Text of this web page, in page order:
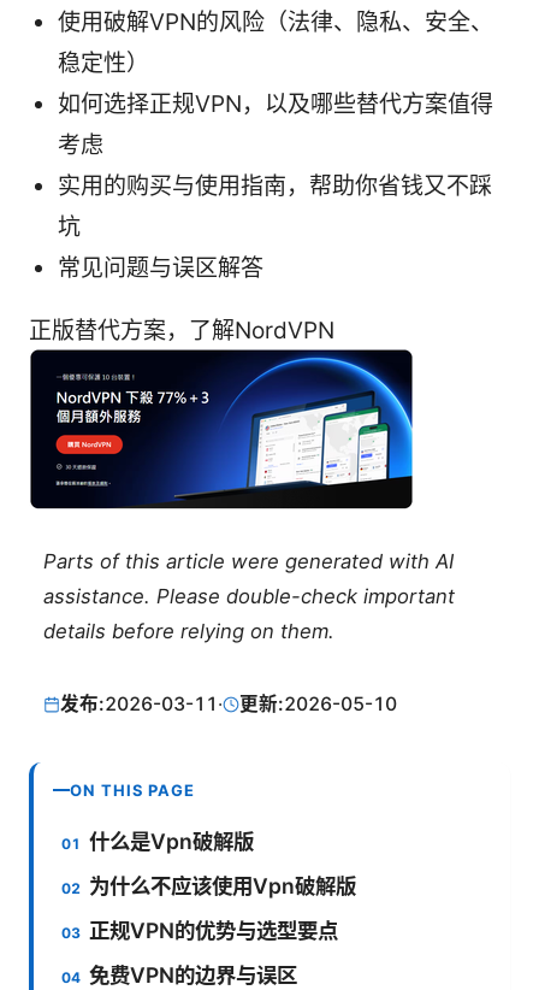
使用破解VPN的风险（法律、隐私、安全、
稳定性）
如何选择正规VPN，以及哪些替代方案值得
考虑
实用的购买与使用指南，帮助你省钱又不踩
坑
常见问题与误区解答
正版替代方案，了解NordVPN
Parts of this article were generated with AI
assistance. Please double-check important
details before relying on them.
发布:2026-03-11 · 更新:2026-05-10
ON THIS PAGE
什么是Vpn破解版
为什么不应该使用Vpn破解版
正规VPN的优势与选型要点
免费VPN的边界与误区